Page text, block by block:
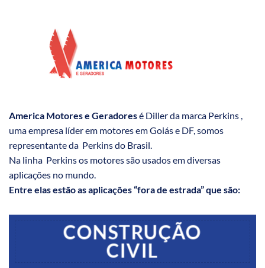
America Motores e Geradoresé Diller da marca Perkins ,
uma empresa líder em motores em Goiás e DF, somos
representante da Perkins do Brasil.
Na linha Perkins os motores são usados em diversas
aplicações no mundo.
Entre elas estão as aplicações “fora de estrada” que são:
CONSTRUÇÃO
CIVIL